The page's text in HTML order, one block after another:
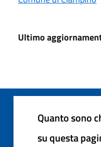
Ultimo
Quanto sono
su questa